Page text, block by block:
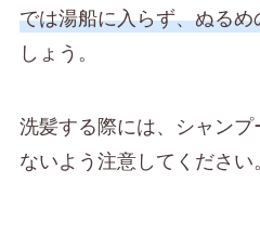
では湯船に入らず、ぬる
しょう。
洗髪する際には、シャン
ないよう注意してください。